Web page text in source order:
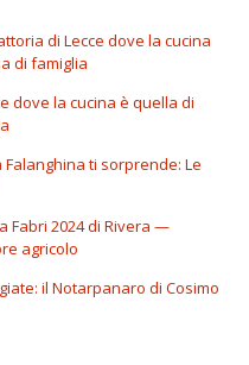
di Lecce dove la cucina
di famiglia
dove la cucina è quella di
ti sorprende: Le
Fabri 2024 di Rivera —
agricolo
il Notarpanaro di Cosimo